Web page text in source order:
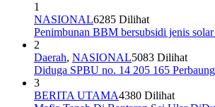
1
NASIONAL6285 Dilihat
Penimbunan BBM bersubsidi jenis
2
Daerah, NASIONAL5083 Dilihat
Diduga SPBU no. 14 205 165
3
BERITA UTAMA4380 Dilihat